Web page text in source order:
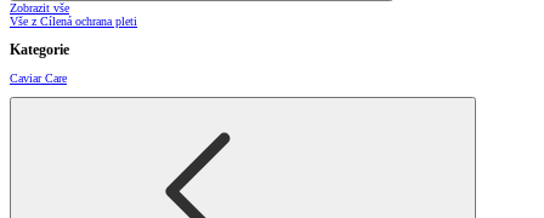
Zobrazit vše
Vše z Cílená ochrana pleti
Kategorie
Caviar Care